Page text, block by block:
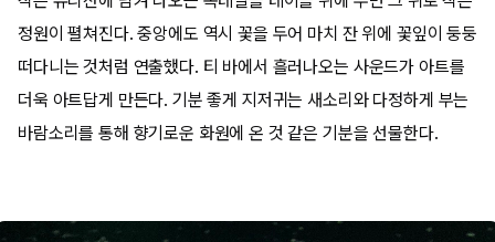
정원이 펼쳐진다. 중앙에도 역시 꽃을 두어 마치 잔 위에 꽃잎이 둥둥
떠다니는 것처럼 연출했다. 티 바에서 흘러나오는 사운드가 아트를
더욱 아트답게 만든다. 기분 좋게 지저귀는 새소리와 다정하게 부는
바람소리를 통해 향기로운 화원에 온 것 같은 기분을 선물한다.